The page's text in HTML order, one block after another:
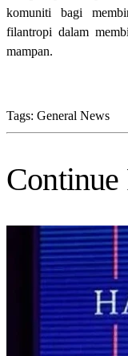
komuniti bagi
filantropi dalam
mampan.
Tags: General News
Continue